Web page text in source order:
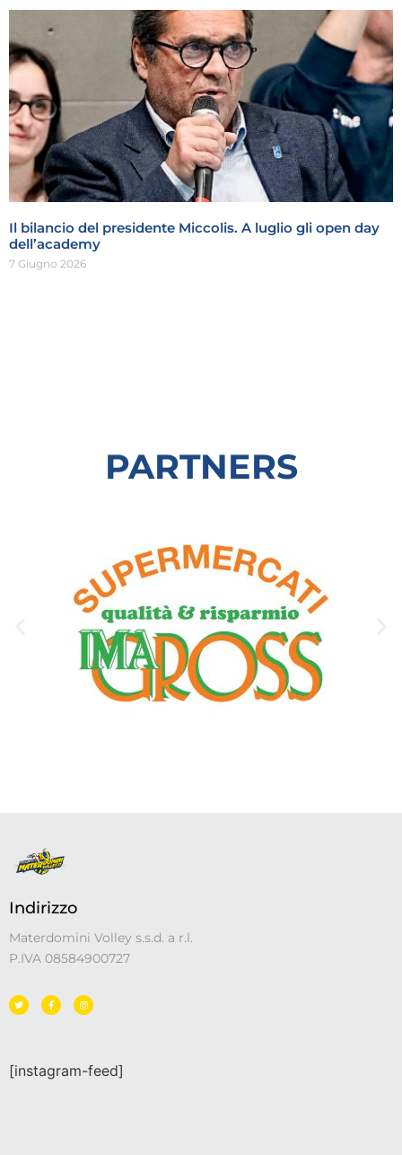
Il bilancio del presidente Miccolis. A luglio gli open day
dell’academy
7 Giugno 2026
PARTNERS
Indirizzo
Materdomini Volley s.s.d. a r.l.
P.IVA 08584900727
[instagram-feed]